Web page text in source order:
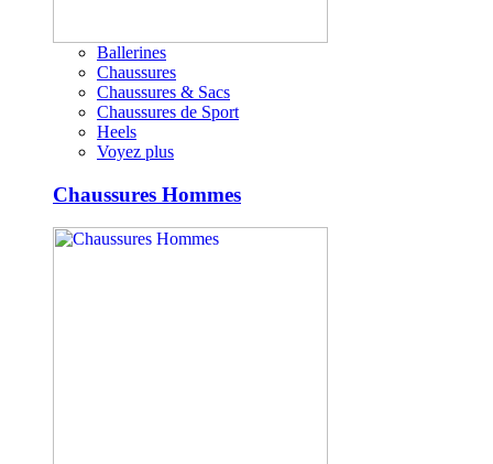
Ballerines
Chaussures
Chaussures & Sacs
Chaussures de Sport
Heels
Voyez plus
Chaussures Hommes